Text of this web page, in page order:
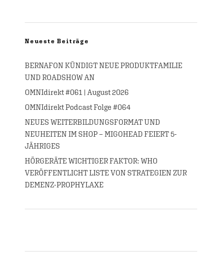
Neueste Beiträge
BERNAFON KÜNDIGT NEUE PRODUKTFAMILIE
UND ROADSHOW AN
OMNIdirekt #061 | August 2026
OMNIdirekt Podcast Folge #064
NEUES WEITERBILDUNGSFORMAT UND
NEUHEITEN IM SHOP – MIGOHEAD FEIERT 5-
JÄHRIGES
HÖRGERÄTE WICHTIGER FAKTOR: WHO
VERÖFFENTLICHT LISTE VON STRATEGIEN ZUR
DEMENZ-PROPHYLAXE